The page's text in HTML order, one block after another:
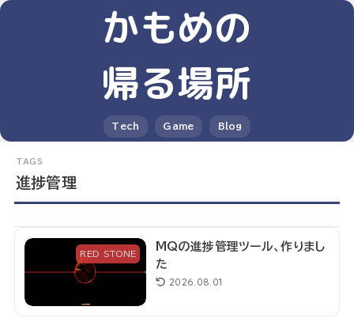
かもめの
帰る場所
Tech Game Blog
進捗管理
RED STONE
MQの進捗管理ツール、作りまし
た
2026.08.01